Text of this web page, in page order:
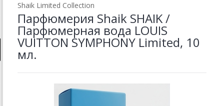
Shaik Limited Collection
Парфюмерия Shaik SHAIK /
Парфюмерная вода LOUIS
VUITTON SYMPHONY Limited, 10
мл.